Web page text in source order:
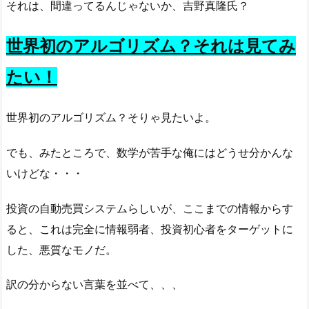
それは、間違ってるんじゃないか、吉野真隆氏？
世界初のアルゴリズム？それは見てみ
たい！
世界初のアルゴリズム？そりゃ見たいよ。
でも、みたところで、数学が苦手な俺にはどうせ分かんな
いけどな・・・
投資の自動売買システムらしいが、ここまでの情報からす
ると、これは完全に情報弱者、投資初心者をターゲットに
した、悪質なモノだ。
訳の分からない言葉を並べて、、、